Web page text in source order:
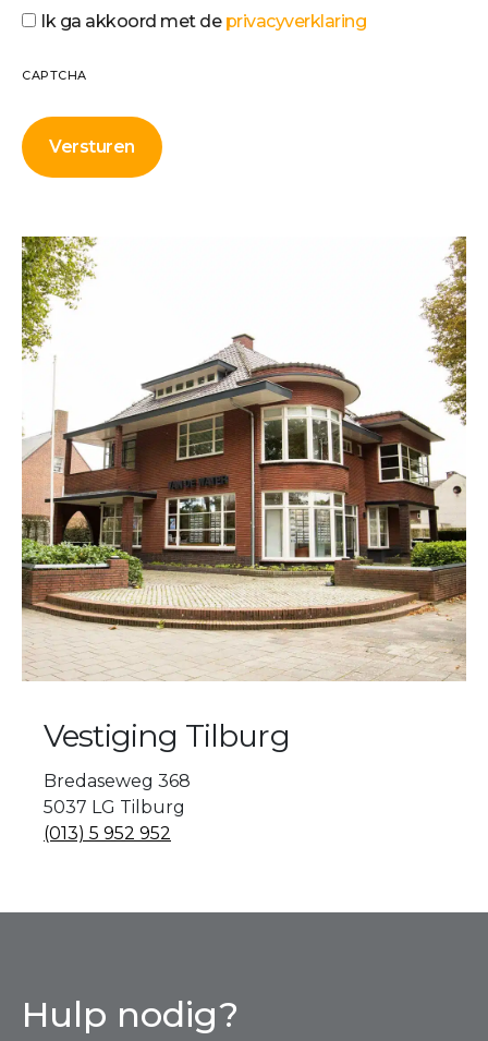
Ik ga akkoord met de privacyverklaring
CAPTCHA
Vestiging Tilburg
Bredaseweg 368
5037 LG Tilburg
(013) 5 952 952
Hulp nodig?